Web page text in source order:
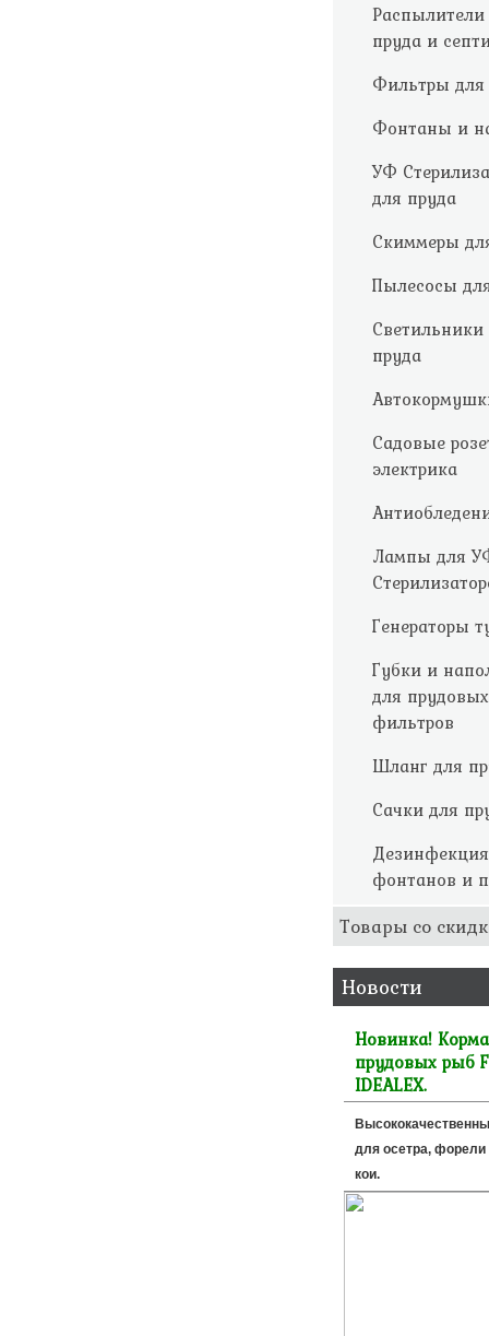
пруда и
Фильтры для
Фонтаны и
УФ
для пруда
Скиммеры
Пылесосы
Светильники
пруда
Садовые
электрика
Лампы для
Генераторы
Губки и
для прудовых
фильтров
Шланг для
Сачки для
фонтанов и
Товары со
Новости
Новинка!
прудовых рыб
IDEALEX.
для осетра, форели
кои.